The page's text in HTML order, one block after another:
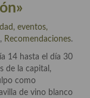
eventos,
, Recomendaciones.
14 hasta el día 30
de la capital,
como
de vino blanco